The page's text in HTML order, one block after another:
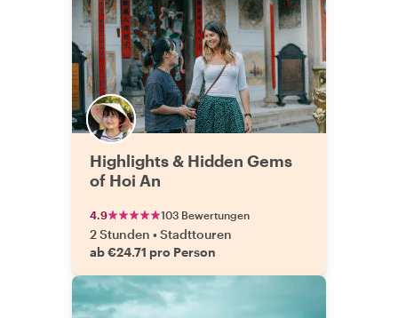
Highlights & Hidden Gems
of Hoi An
4.9 103 Bewertungen
2 Stunden •Stadttouren
ab €24.71 pro Person